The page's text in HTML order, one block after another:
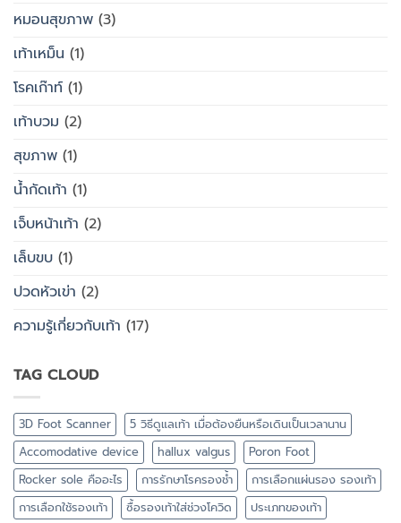
หมอนสุขภาพ (3)
เท้าเหม็น (1)
โรคเก๊าท์ (1)
เท้าบวม (2)
สุขภาพ (1)
น้ำกัดเท้า (1)
เจ็บหน้าเท้า (2)
เล็บขบ (1)
ปวดหัวเข่า (2)
ความรู้เกี่ยวกับเท้า (17)
TAG CLOUD
3D Foot Scanner
5 วิธีดูแลเท้า เมื่อต้องยืนหรือเดินเป็นเวลานาน
Accomodative device
hallux valgus
Poron Foot
Rocker sole คืออะไร
การรักษาโรครองช้ำ
การเลือกแผ่นรอง รองเท้า
การเลือกใช้รองเท้า
ซื้อรองเท้าใส่ช่วงโควิด
ประเภทของเท้า